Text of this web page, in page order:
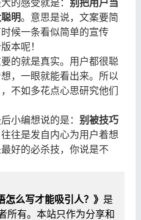
的感受就是： 别把用户当
明。意思是说，文案要简
候一条看似简单的宣传
本呢！
的就是真实。用户都很聪
，一眼就能看出来。所以
不如多花点心思研究他们
小编想说的是： 别被技巧
往是发自内心为用户着想
好的必杀技，你说是不
怎么写才能吸引人？》 是
所有。本站只作为分享和